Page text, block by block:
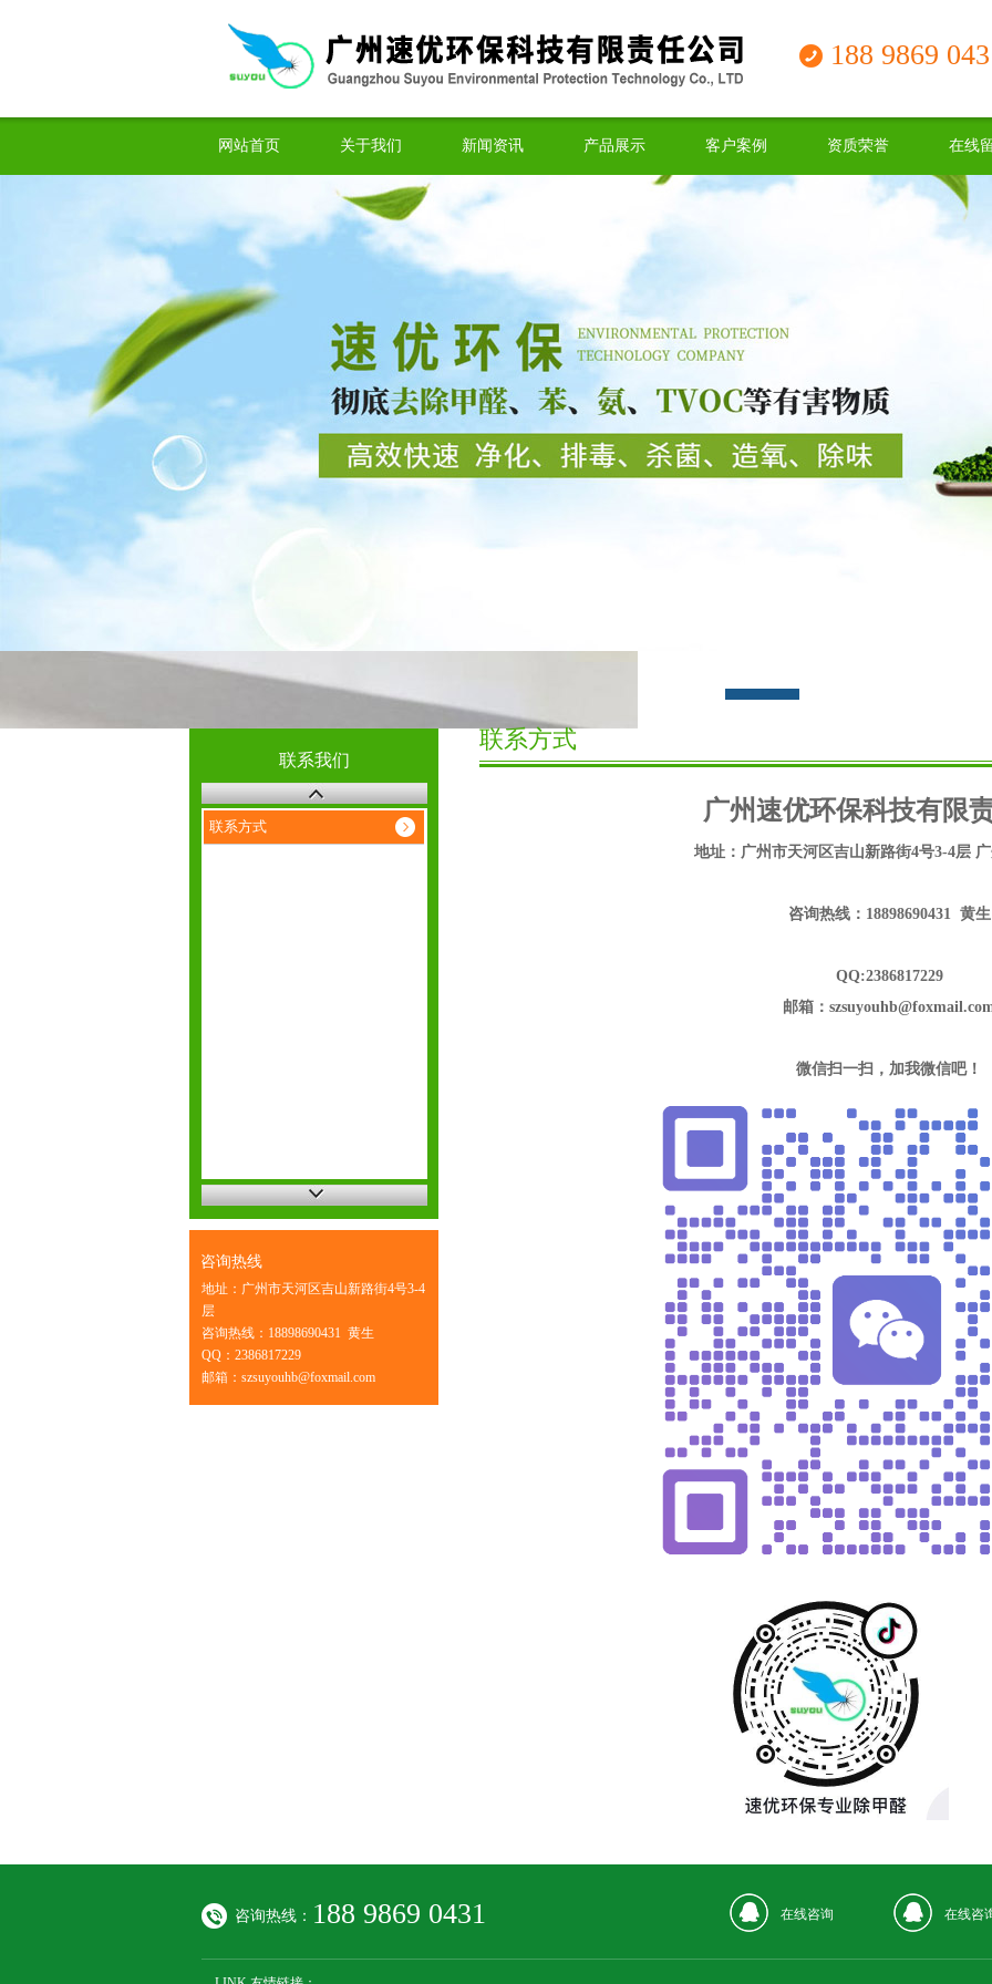
188 9869
网站首页 关于我们 新闻资讯 产品展示 客户案例 资质荣誉 在线
联系我们
联系方式
咨询热线
地址：广州市天河区吉山新路街4号3-4
层
咨询热线：18898690431 黄生
QQ：2386817229
邮箱：szsuyouhb@foxmail.com
联系方式
广州速优环保科技有限
地址：广州市天河区吉山新路街4号3-4层
咨询热线：18898690431 黄生
QQ:2386817229
邮箱：
微信扫一扫，加我微信吧！
咨询热线： 188 9869 0431 在线咨询 在线咨